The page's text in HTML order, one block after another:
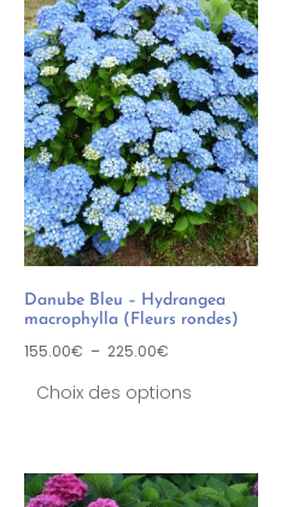
Danube Bleu – Hydrangea
macrophylla (Fleurs rondes)
155.00€ – 225.00€
Choix des options